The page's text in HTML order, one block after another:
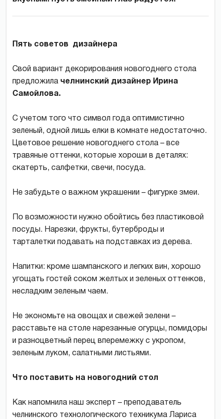
Пять советов дизайнера
Свой вариант декорирования новогоднего стола
предложила челнинский дизайнер Ирина
Самойлова.
С учетом того что символ года оптимистично
зеленый, одной лишь елки в комнате недостаточно.
Цветовое решение новогоднего стола – все
травяные оттенки, которые хороши в деталях:
скатерть, салфетки, свечи, посуда.
Не забудьте о важном украшении – фигурке змеи.
По возможности нужно обойтись без пластиковой
посуды. Нарезки, фрукты, бутерброды и
тарталетки подавать на подставках из дерева.
Напитки: кроме шампанского и легких вин, хорошо
угощать гостей соком желтых и зеленых оттенков,
несладким зеленым чаем.
Не экономьте на овощах и свежей зелени –
расставьте на столе нарезанные огурцы, помидоры
и разноцветный перец вперемежку с укропом,
зеленым луком, салатными листьями.
Что поставить на новогодний стол
Как напомнила наш эксперт – преподаватель
челнинского технологического техникума Лариса